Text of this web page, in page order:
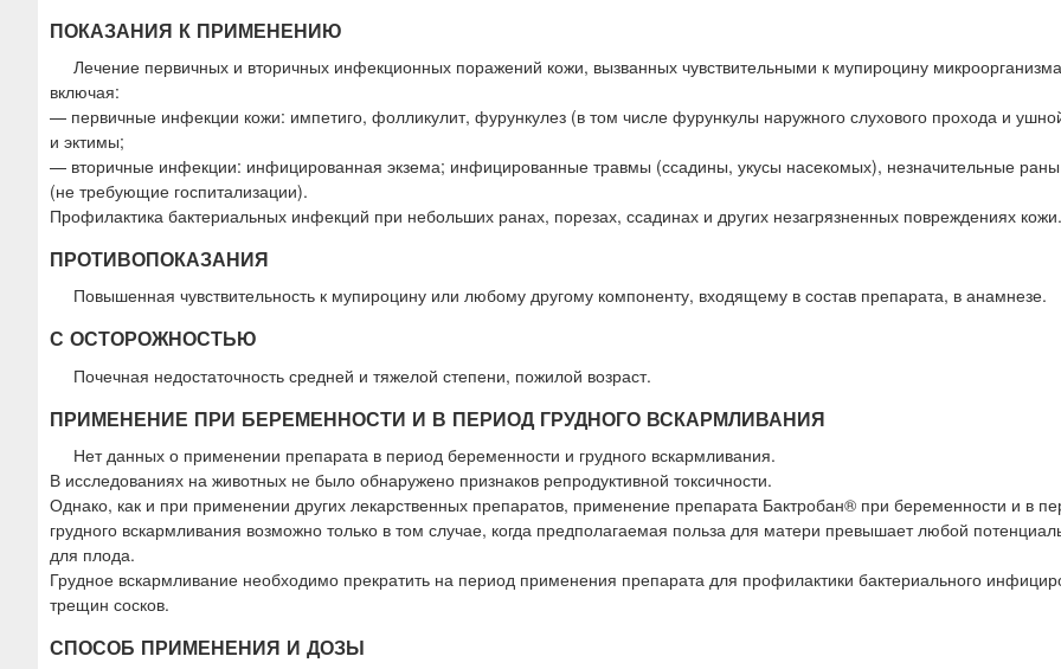
ПОКАЗАНИЯ К ПРИМЕНЕНИЮ
Лечение первичных и вторичных инфекционных поражений кожи, вызванных чувствительными к мупироцину
включая:
— первичные инфекции кожи: импетиго, фолликулит, фурункулез (в том числе фурункулы наружного слухового прохода и
и эктимы;
— вторичные инфекции: инфицированная экзема; инфицированные травмы (ссадины, укусы насекомых), незначительные
(не требующие госпитализации).
Профилактика бактериальных инфекций при небольших ранах, порезах, ссадинах и других незагрязненных повреждениях кожи.
ПРОТИВОПОКАЗАНИЯ
Повышенная чувствительность к мупироцину или любому другому компоненту, входящему в состав препарата, в анамнезе.
С ОСТОРОЖНОСТЬЮ
Почечная недостаточность средней и тяжелой степени, пожилой возраст.
ПРИМЕНЕНИЕ ПРИ БЕРЕМЕННОСТИ И В ПЕРИОД ГРУДНОГО ВСКАРМЛИВАНИЯ
Нет данных о применении препарата в период беременности и грудного вскармливания.
В исследованиях на животных не было обнаружено признаков репродуктивной токсичности.
Однако, как и при применении других лекарственных препаратов, применение препарата Бактробан® при беременности и в
грудного вскармливания возможно только в том случае, когда предполагаемая польза для матери превышает любой
для плода.
Грудное вскармливание необходимо прекратить на период применения препарата для профилактики бактериального
трещин сосков.
СПОСОБ ПРИМЕНЕНИЯ И ДОЗЫ